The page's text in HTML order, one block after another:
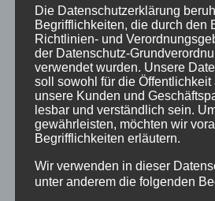
fantastischer Fernsicht auf
der Herbst in...
vonHausPartale|Sep. 27, 2016|
Den goldenen Herbst in
Strahlend weiße Berggipfel,
Laubwälder in den Allgäuer
immer noch grüne Wiesen im
kommen ganz besondere
Die Datenschutzerklärung
Begrifflichkeiten, die durch den
Richtlinien- und
der Datenschutz-
verwendet wurden. Unsere
soll sowohl für die Öffentlichkeit
unsere Kunden und
lesbar und verständlich sein.
gewährleisten, möchten wir
Begrifflichkeiten erläutern.
Wir verwenden in dieser
unter anderem die folgenden